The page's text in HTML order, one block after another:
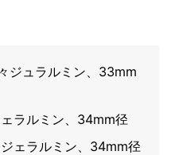
ジュラルミン、33mm
ラルミン、34mm径
ェラルミン、34mm径